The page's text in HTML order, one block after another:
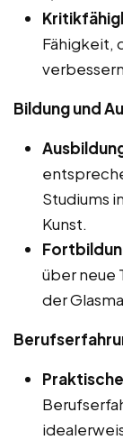
Fähigkeit,
Bildung und
Studiums
Kunst.
über neue
der